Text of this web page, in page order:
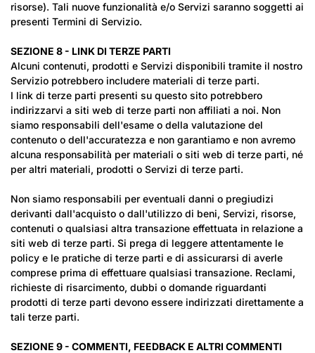
risorse). Tali nuove funzionalità e/o Servizi saranno soggetti ai
presenti Termini di Servizio.
SEZIONE 8 - LINK DI TERZE PARTI
Alcuni contenuti, prodotti e Servizi disponibili tramite il nostro
Servizio potrebbero includere materiali di terze parti.
I link di terze parti presenti su questo sito potrebbero
indirizzarvi a siti web di terze parti non affiliati a noi. Non
siamo responsabili dell'esame o della valutazione del
contenuto o dell'accuratezza e non garantiamo e non avremo
alcuna responsabilità per materiali o siti web di terze parti, né
per altri materiali, prodotti o Servizi di terze parti.
Non siamo responsabili per eventuali danni o pregiudizi
derivanti dall'acquisto o dall'utilizzo di beni, Servizi, risorse,
contenuti o qualsiasi altra transazione effettuata in relazione a
siti web di terze parti. Si prega di leggere attentamente le
policy e le pratiche di terze parti e di assicurarsi di averle
comprese prima di effettuare qualsiasi transazione. Reclami,
richieste di risarcimento, dubbi o domande riguardanti
prodotti di terze parti devono essere indirizzati direttamente a
tali terze parti.
SEZIONE 9 - COMMENTI, FEEDBACK E ALTRI COMMENTI